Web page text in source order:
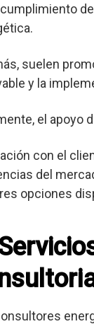
suelen
y la
el apoyo
con el
del
opciones